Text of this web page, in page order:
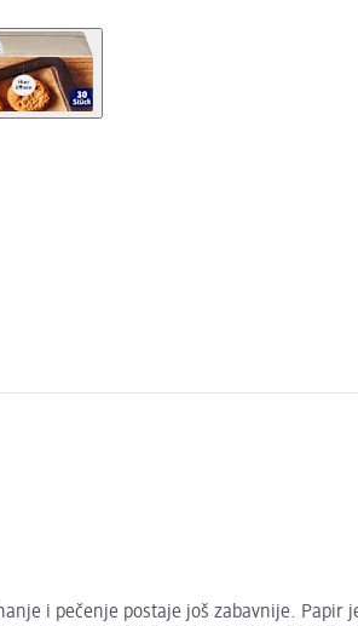
i pečenje postaje još zabavnije.